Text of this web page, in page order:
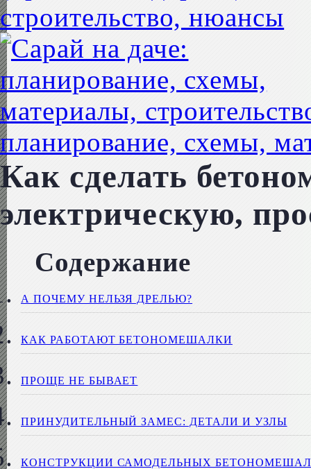
строительство, нюансы
планирование, схемы,
Как сделать
электрическую,
Содержание
А ПОЧЕМУ НЕЛЬЗЯ ДРЕЛЬЮ?
КАК РАБОТАЮТ БЕТОНОМЕШАЛКИ
ПРОЩЕ НЕ БЫВАЕТ
ПРИНУДИТЕЛЬНЫЙ ЗАМЕС: ДЕТАЛИ И УЗЛЫ
КОНСТРУКЦИИ САМОДЕЛЬНЫХ